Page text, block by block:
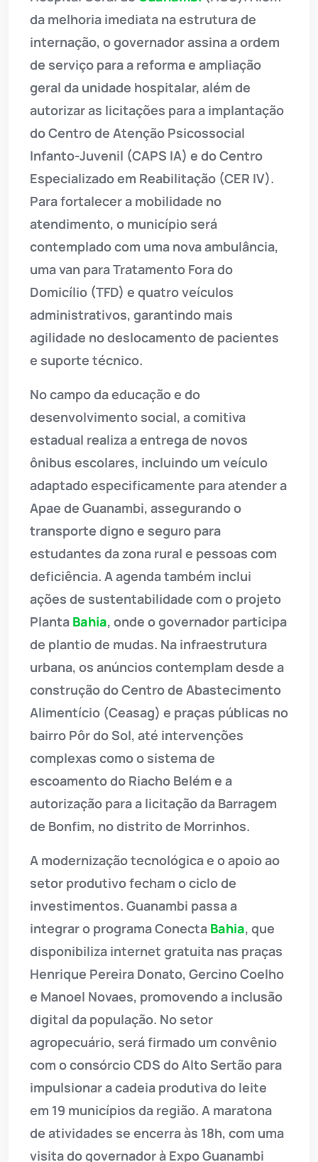
da melhoria imediata na estrutura de
internação, o governador assina a ordem
de serviço para a reforma e ampliação
geral da unidade hospitalar, além de
autorizar as licitações para a implantação
do Centro de Atenção Psicossocial
Infanto-Juvenil (CAPS IA) e do Centro
Especializado em Reabilitação (CER IV).
Para fortalecer a mobilidade no
atendimento, o município será
contemplado com uma nova ambulância,
uma van para Tratamento Fora do
Domicílio (TFD) e quatro veículos
administrativos, garantindo mais
agilidade no deslocamento de pacientes
e suporte técnico.
No campo da educação e do
desenvolvimento social, a comitiva
estadual realiza a entrega de novos
ônibus escolares, incluindo um veículo
adaptado especificamente para atender a
Apae de Guanambi, assegurando o
transporte digno e seguro para
estudantes da zona rural e pessoas com
deficiência. A agenda também inclui
ações de sustentabilidade com o projeto
Planta Bahia, onde o governador participa
de plantio de mudas. Na infraestrutura
urbana, os anúncios contemplam desde a
construção do Centro de Abastecimento
Alimentício (Ceasag) e praças públicas no
bairro Pôr do Sol, até intervenções
complexas como o sistema de
escoamento do Riacho Belém e a
autorização para a licitação da Barragem
de Bonfim, no distrito de Morrinhos.
A modernização tecnológica e o apoio ao
setor produtivo fecham o ciclo de
investimentos. Guanambi passa a
integrar o programa Conecta Bahia, que
disponibiliza internet gratuita nas praças
Henrique Pereira Donato, Gercino Coelho
e Manoel Novaes, promovendo a inclusão
digital da população. No setor
agropecuário, será firmado um convênio
com o consórcio CDS do Alto Sertão para
impulsionar a cadeia produtiva do leite
em 19 municípios da região. A maratona
de atividades se encerra às 18h, com uma
visita do governador à Expo Guanambi